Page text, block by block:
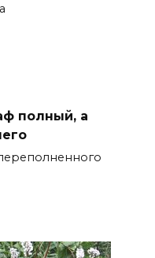
полный, а